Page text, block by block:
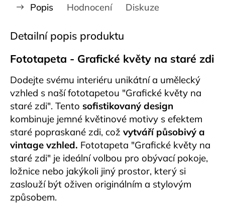
Popis Hodnocení Diskuze
Detailní popis produktu
Fototapeta - Grafické květy na staré zdi
Dodejte svému interiéru unikátní a umělecký
vzhled s naší fototapetou "Grafické květy na
staré zdi". Tento sofistikovaný design
kombinuje jemné květinové motivy s efektem
staré popraskané zdi, což vytváří působivý a
vintage vzhled. Fototapeta "Grafické květy na
staré zdi" je ideální volbou pro obývací pokoje,
ložnice nebo jakýkoli jiný prostor, který si
zaslouží být oživen originálním a stylovým
způsobem.